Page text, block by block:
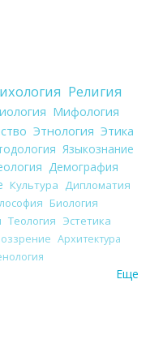
Религия
Мифология
Этнология Этика
Языкознание
Демография
Культура Дипломатия
Биология
Теология Эстетика
Архитектура
Еще